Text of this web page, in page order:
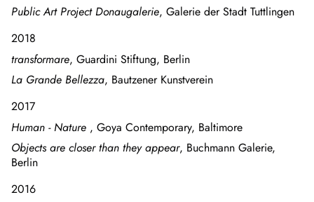
Public Art Project Donaugalerie, Galerie der Stadt Tuttlingen
2018
transformare, Guardini Stiftung, Berlin
La Grande Bellezza, Bautzener Kunstverein
2017
Human - Nature , Goya Contemporary, Baltimore
Objects are closer than they appear, Buchmann Galerie,
Berlin
2016